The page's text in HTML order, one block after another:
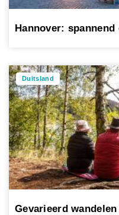
Hannover: spannend
Duitsland
Gevarieerd